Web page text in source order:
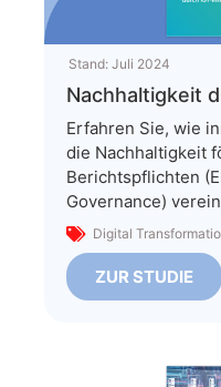
Stand: Juli 2024
Nachhaltigkeit
Erfahren Sie, wie
die Nachhaltigkeit
Berichtspflichten
Governance)
Digital
ZUR STUDIE